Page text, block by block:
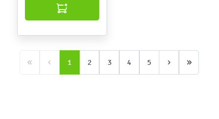
1 2 3 4 5